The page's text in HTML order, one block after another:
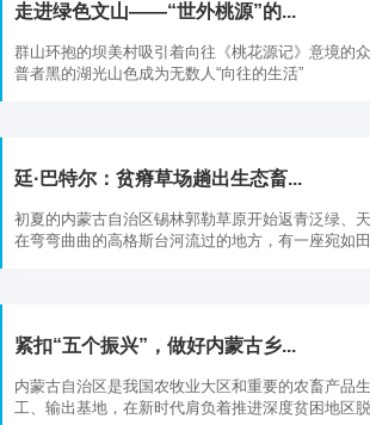
走进绿色文山——“世外桃源”的...
群山环抱的坝美村吸引着向往《桃花源记》意境的
普者黑的湖光山色成为无数人“向往的生活”
廷·巴特尔：贫瘠草场趟出生态畜...
初夏的内蒙古自治区锡林郭勒草原开始返青泛绿、天
在弯弯曲曲的高格斯台河流过的地方，有一座宛如
紧扣“五个振兴”，做好内蒙古乡...
内蒙古自治区是我国农牧业大区和重要的农畜产品
工、输出基地，在新时代肩负着推进深度贫困地区